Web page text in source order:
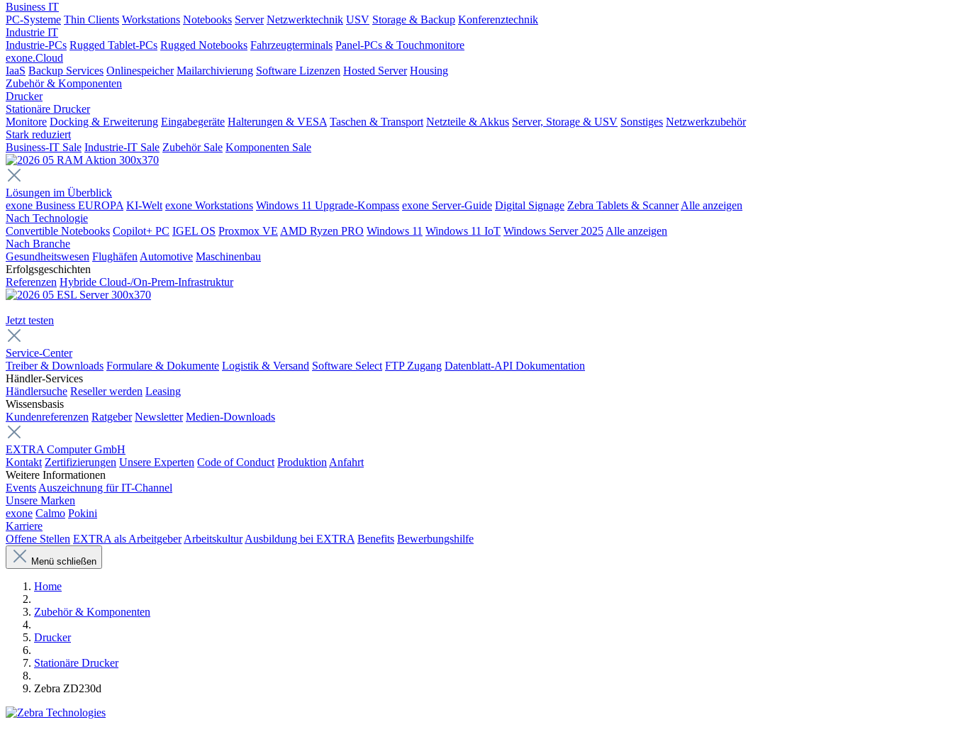
Business IT
PC-Systeme Thin Clients Workstations Notebooks Server Netzwerktechnik USV Storage & Backup Konferenztechnik
Industrie IT
Industrie-PCs Rugged Tablet-PCs Rugged Notebooks Fahrzeugterminals Panel-PCs & Touchmonitore
exone.Cloud
IaaS Backup Services Onlinespeicher Mailarchivierung Software Lizenzen Hosted Server Housing
Zubehör & Komponenten
Drucker
Stationäre Drucker
Monitore Docking & Erweiterung Eingabegeräte Halterungen & VESA Taschen & Transport Netzteile & Akkus Server, Storage & USV Sonstiges Netzwerkzubehör
Stark reduziert
Business-IT Sale Industrie-IT Sale Zubehör Sale Komponenten Sale
Lösungen im Überblick
exone Business EUROPA KI-Welt exone Workstations Windows 11 Upgrade-Kompass exone Server-Guide Digital Signage Zebra Tablets & Scanner Alle anzeigen
Nach Technologie
Convertible Notebooks Copilot+ PC IGEL OS Proxmox VE AMD Ryzen PRO Windows 11 Windows 11 IoT Windows Server 2025 Alle anzeigen
Nach Branche
Gesundheitswesen Flughäfen Automotive Maschinenbau
Erfolgsgeschichten
Referenzen Hybride Cloud-/On-Prem-Infrastruktur
Jetzt testen
Service-Center
Treiber & Downloads Formulare & Dokumente Logistik & Versand Software Select FTP Zugang Datenblatt-API Dokumentation
Händler-Services
Händlersuche Reseller werden Leasing
Wissensbasis
Kundenreferenzen Ratgeber Newsletter Medien-Downloads
EXTRA Computer GmbH
Kontakt Zertifizierungen Unsere Experten Code of Conduct Produktion Anfahrt
Weitere Informationen
Events Auszeichnung für IT-Channel
Unsere Marken
exone Calmo Pokini
Karriere
Offene Stellen EXTRA als Arbeitgeber Arbeitskultur Ausbildung bei EXTRA Benefits Bewerbungshilfe
Menü schließen
Home
Zubehör & Komponenten
Drucker
Stationäre Drucker
Zebra ZD230d